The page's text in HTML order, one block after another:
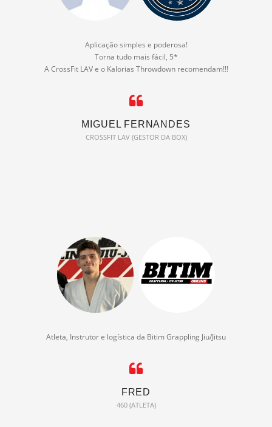
Aplicação simples e poderosa!
Torna tudo mais fácil, 5*
A CrossFit LAV e o Kalorias Throwdown recomendam!!!
MIGUEL FERNANDES
CROSSFIT LAV (GESTOR DA BOX)
Atleta, Instrutor e logística da Bitim Grappling Jiu/Jitsu
FRED
460 (ATLETA)